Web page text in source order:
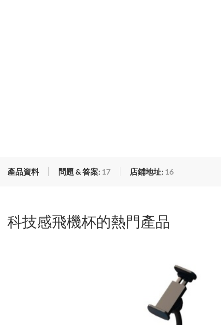
產品資料 問題 & 答案: 17 店鋪地址: 16
科技感飛機杯的熱門產品